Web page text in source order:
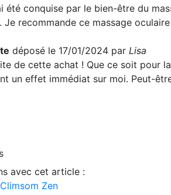
été conquise par le bien-être du
recommande ce massage
déposé le 17/01/2024 par Lisa
de cette achat ! Que ce soit pour
un effet immédiat sur moi. Peut-
avec cet article :
Zen